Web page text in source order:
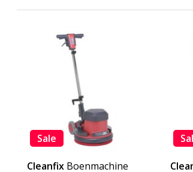
Sale
Cleanfix Boenmachine